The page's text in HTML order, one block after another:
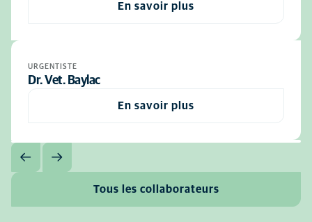
En savoir plus
URGENTISTE
Dr. Vet. Baylac
En savoir plus
Tous les collaborateurs